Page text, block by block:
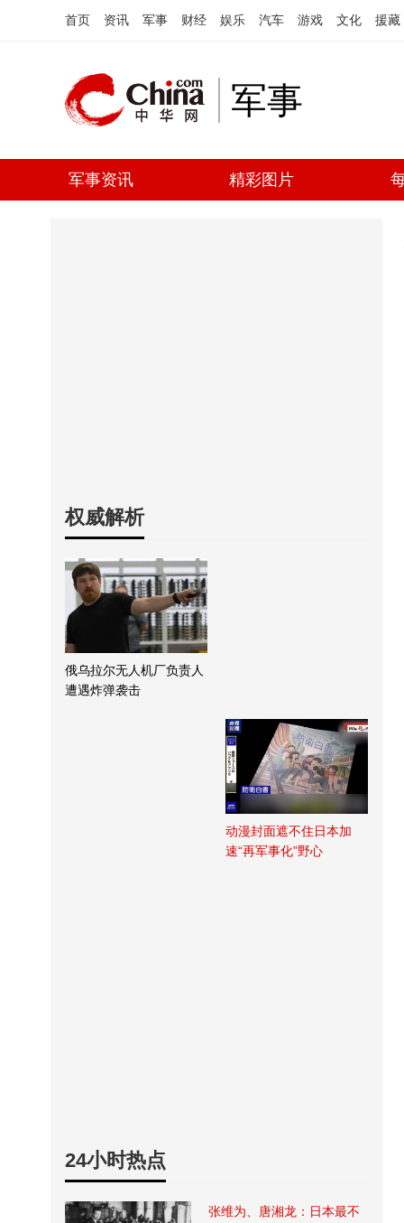
首页 资讯 军事 财经 娱乐 汽车 游戏 文化 援藏
军事
军事资讯 精彩图片
权威解析
俄乌拉尔无人机厂负责人
遭遇炸弹袭击
动漫封面遮不住日本加
速“再军事化”野心
24小时热点
张维为、唐湘龙：日本最不